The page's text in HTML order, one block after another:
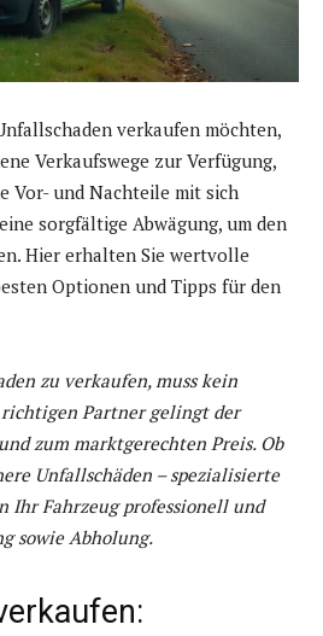
verkaufen möchten,
Verkaufswege zur Verfügung,
Vor- und Nachteile mit sich
sorgfältige Abwägung, um den
Hier erhalten Sie wertvolle
Optionen und Tipps für den
zu verkaufen, muss kein
Partner gelingt der
zum marktgerechten Preis. Ob
Unfallschäden – spezialisierte
Ihr Fahrzeug professionell und
sowie Abholung.